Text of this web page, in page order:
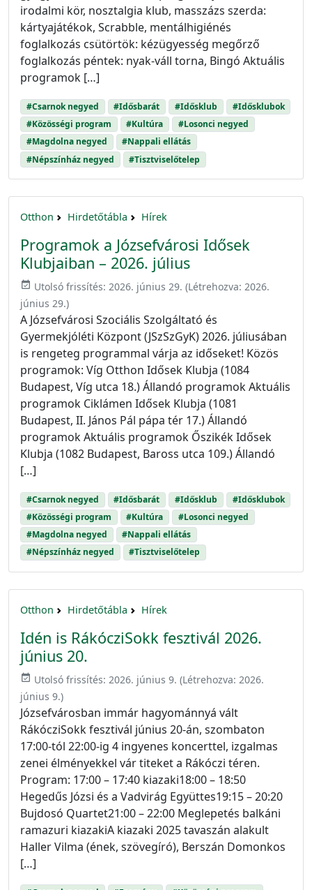
irodalmi kör, nosztalgia klub, masszázs szerda:
kártyajátékok, Scrabble, mentálhigiénés
foglalkozás csütörtök: kézügyesség megőrző
foglalkozás péntek: nyak-váll torna, Bingó Aktuális
programok […]
#Csarnok negyed #Idősbarát #Idősklub
#Idősklubok
#Közösségi program
#Kultúra
#Losonci negyed
#Magdolna negyed
#Nappali ellátás
#Népszínház negyed
#Tisztviselőtelep
Otthon Hirdetőtábla Hírek
Programok a Józsefvárosi Idősek
Klubjaiban – 2026. július
event_available Utolsó frissítés: 2026. június 29. (Létrehozva: 2026.
június 29.)
A Józsefvárosi Szociális Szolgáltató és
Gyermekjóléti Központ (JSzSzGyK) 2026. júliusában
is rengeteg programmal várja az időseket! Közös
programok: Víg Otthon Idősek Klubja (1084
Budapest, Víg utca 18.) Állandó programok Aktuális
programok Ciklámen Idősek Klubja (1081
Budapest, II. János Pál pápa tér 17.) Állandó
programok Aktuális programok Őszikék Idősek
Klubja (1082 Budapest, Baross utca 109.) Állandó
[…]
#Csarnok negyed #Idősbarát #Idősklub
#Idősklubok
#Közösségi program
#Kultúra
#Losonci negyed
#Magdolna negyed
#Nappali ellátás
#Népszínház negyed
#Tisztviselőtelep
Otthon Hirdetőtábla Hírek
Idén is RákócziSokk fesztivál 2026.
június 20.
event_available Utolsó frissítés: 2026. június 9. (Létrehozva: 2026.
június 9.)
Józsefvárosban immár hagyománnyá vált
RákócziSokk fesztivál június 20-án, szombaton
17:00-tól 22:00-ig 4 ingyenes koncerttel, izgalmas
zenei élményekkel vár titeket a Rákóczi téren.
Program: 17:00 – 17:40 kiazaki18:00 – 18:50
Hegedűs Józsi és a Vadvirág Együttes19:15 – 20:20
Bujdosó Quartet21:00 – 22:00 Meglepetés balkáni
ramazuri kiazakiA kiazaki 2025 tavaszán alakult
Haller Vilma (ének, szövegíró), Berszán Domonkos
[…]